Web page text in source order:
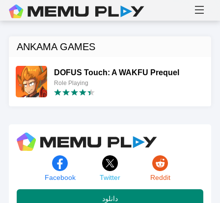
ANKAMA GAMES
DOFUS Touch: A WAKFU Prequel
Role Playing
Facebook Twitter Reddit
دانلود